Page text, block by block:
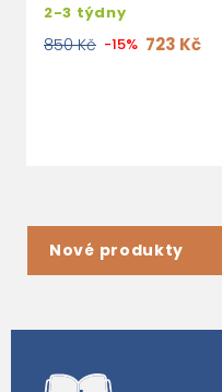
2-3 týdny
850 Kč -15% 723 Kč
Nové produkty